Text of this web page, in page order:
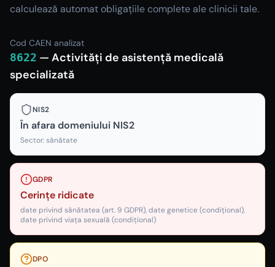
calculează automat obligațiile complete ale clinicii tale.
Cod CAEN analizat
8622 — Activități de asistență medicală
specializată
NIS2
În afara domeniului NIS2
Sector:sănătate
GDPR
Cerințe ridicate
date privind sănătatea (art. 9 GDPR), date genetice (condițional),
date privind viața sexuală (condițional)
DPO